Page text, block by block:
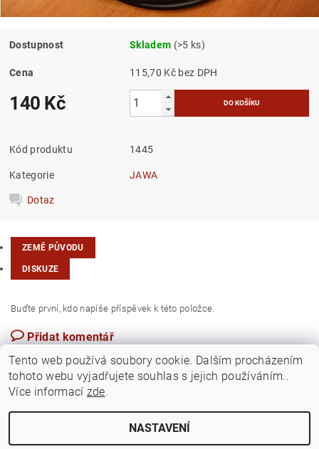
Dostupnost Skladem (>5 ks)
Cena 115,70 Kč bez DPH
140 Kč
Kód produktu 1445
Kategorie JAWA
Dotaz
ZEMĚ PŮVODU
DISKUZE
Buďte první, kdo napíše příspěvek k této položce.
Přidat komentář
Tento web používá soubory cookie. Dalším procházením
tohoto webu vyjadřujete souhlas s jejich používáním..
Více informací zde.
NASTAVENÍ